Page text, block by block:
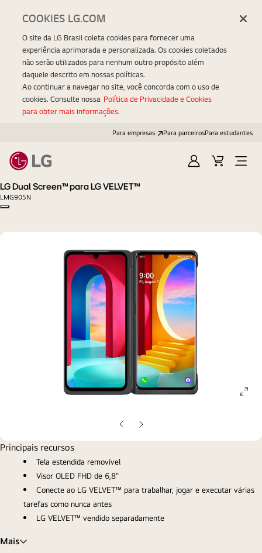
Para empresas Para parceirosPara estudantes
EntrarCarrinhoOpen
LG Dual Screen™ para LG VELVET™
LMG905N
Copy model name
Slide
anterior
Próximo
slide
Principais recursos
Tela estendida removível
Visor OLED FHD de 6,8"
Conecte ao LG VELVET™ para trabalhar, jogar e executar várias
tarefas como nunca antes
LG VELVET™ vendido separadamente
Mais
COOKIES LG.COM
O site da LG Brasil coleta cookies para fornecer uma
experiência aprimorada e personalizada. Os cookies coletados
não serão utilizados para nenhum outro propósito além
daquele descrito em nossas políticas.
Ao continuar a navegar no site, você concorda com o uso de
cookies. Consulte nossa Política de Privacidade e Cookies
para obter mais informações.